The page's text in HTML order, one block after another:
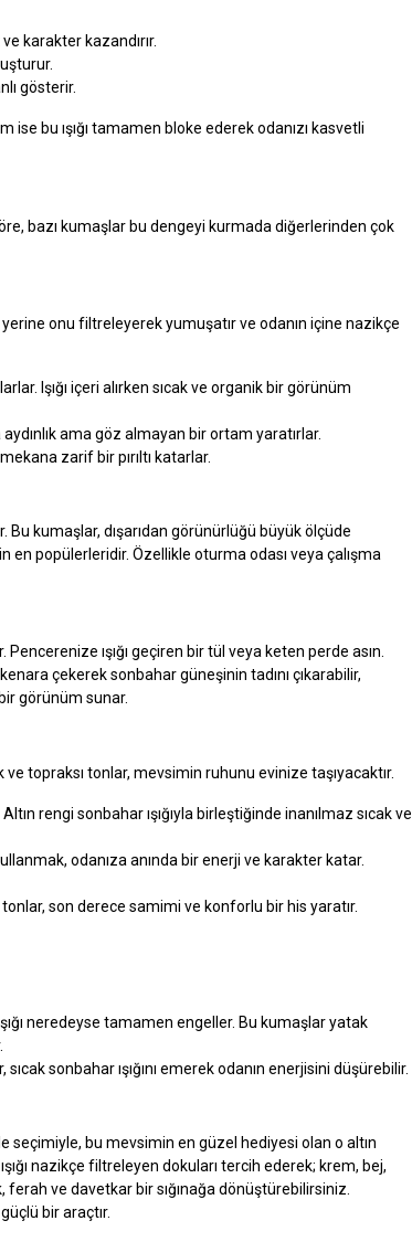
karakter kazandırır.
gösterir.
ise bu ışığı tamamen bloke ederek odanızı kasvetli
bazı kumaşlar bu dengeyi kurmada diğerlerinden çok
onu filtreleyerek yumuşatır ve odanın içine nazikçe
Işığı içeri alırken sıcak ve organik bir görünüm
ama göz almayan bir ortam yaratırlar.
zarif bir pırıltı katarlar.
kumaşlar, dışarıdan görünürlüğü büyük ölçüde
en popülerleridir. Özellikle oturma odası veya çalışma
ışığı geçiren bir tül veya keten perde asın.
çekerek sonbahar güneşinin tadını çıkarabilir,
görünüm sunar.
topraksı tonlar, mevsimin ruhunu evinize taşıyacaktır.
rengi sonbahar ışığıyla birleştiğinde inanılmaz sıcak ve
odanıza anında bir enerji ve karakter katar.
son derece samimi ve konforlu bir his yaratır.
neredeyse tamamen engeller. Bu kumaşlar yatak
sonbahar ışığını emerek odanın enerjisini düşürebilir.
seçimiyle, bu mevsimin en güzel hediyesi olan o altın
nazikçe filtreleyen dokuları tercih ederek; krem, bej,
ve davetkar bir sığınağa dönüştürebilirsiniz.
bir araçtır.